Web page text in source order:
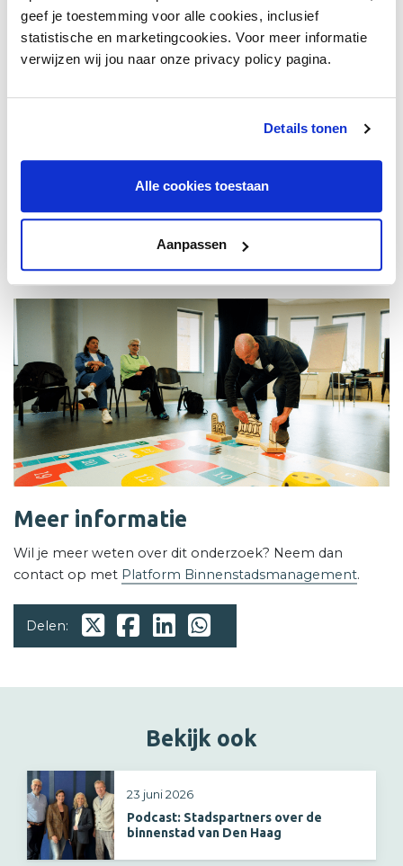
geef je toestemming voor alle cookies, inclusief
statistische en marketingcookies. Voor meer informatie
verwijzen wij jou naar onze privacy policy pagina.
Details tonen
Alle cookies toestaan
Aanpassen
Planning
conceptpublicatie te schrijven, die ruim voor 9
september naar de deelnemers wordt gestuurd voor
De uiteindelijke publicatie, inclusief interviews, een
tools, wordt op 13 november tijdens het
jubileumcongres van Platform
Binnenstadsmanagement gepresenteerd.
Meer informatie
Wil je meer weten over dit onderzoek? Neem dan
contact op met Platform Binnenstadsmanagement.
Delen:
Bekijk ook
Podcast: Stadspartners over de
binnenstad van Den Haag
23 juni 2026